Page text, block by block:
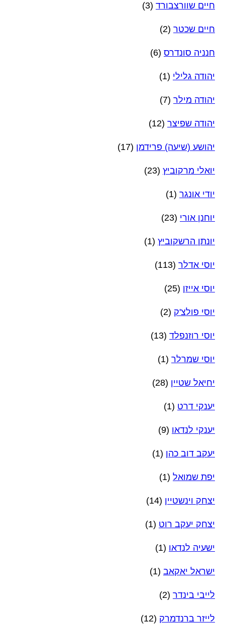
חיים שוורצבורד (3)
חיים שכטר (2)
חנניה סונדרס (6)
יהודה גלילי (1)
יהודה מילר (7)
יהודה שפיצר (12)
יהושע (שיעה) פרידמן (17)
יואלי מרקוביץ (23)
יודי אונגר (1)
יוחנן אורי (23)
יונתן הרשקוביץ (1)
יוסי אדלר (113)
יוסי אייזן (25)
יוסי פולצ'ק (2)
יוסי רוזנפלד (13)
יוסי שמרלר (1)
יחיאל שטיין (28)
יענקי דרט (1)
יענקי לנדאו (9)
יעקב דוב כהן (1)
יפת שמואל (1)
יצחק וינשטיין (14)
יצחק יעקב רוט (1)
ישעיה לנדאו (1)
ישראל יאקאב (1)
לייבי בינדר (2)
לייזר ברנדמרק (12)